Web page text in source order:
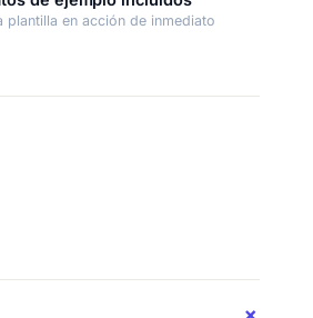
plantilla en acción de inmediato